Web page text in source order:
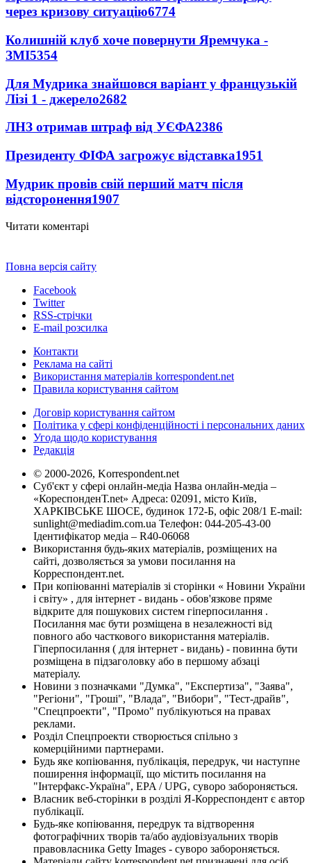
через кризову ситуацію6774
Колишній клуб хоче повернути Яремчука -
ЗМІ5354
Для Мудрика знайшовся варіант у французькій
Лізі 1 - джерело2682
ЛНЗ отримав штраф від УЄФА2386
Президенту ФІФА загрожує відставка1951
Мудрик провів свій перший матч після
відсторонення1907
Читати коментарі
Повна версія сайту
Facebook
Twitter
RSS-стрічки
E-mail розсилка
Контакти
Реклама на сайті
Використання матеріалів korrespondent.net
Правила користування сайтом
Договір користування сайтом
Політика у сфері конфіденційності і персональних даних
Угода щодо користування
Редакція
© 2000-2026, Korrespondent.net
Суб'єкт у сфері онлайн-медіа Назва онлайн-медіа –
«КореспонденТ.net» Адреса: 02091, місто Київ,
ХАРКІВСЬКЕ ШОСЕ, будинок 172-Б, офіс 208/1 E-mail:
sunlight@mediadim.com.ua Телефон: 044-205-43-00
Ідентифікатор медіа – R40-06068
Використання будь-яких матеріалів, розміщених на
сайті, дозволяється за умови посилання на
Корреспондент.net.
При копіюванні матеріалів зі сторінки « Новини України
і світу» , для інтернет - видань - обов'язкове пряме
відкрите для пошукових систем гіперпосилання .
Посилання має бути розміщена в незалежності від
повного або часткового використання матеріалів.
Гіперпосилання ( для інтернет - видань) - повинна бути
розміщена в підзаголовку або в першому абзаці
матеріалу.
Новини з позначками "Думка", "Експертиза", "Заява",
"Регіони", "Гроші", "Влада", "Вибори", "Тест-драйв",
"Спецпроекти", "Промо" публікуються на правах
реклами.
Розділ Спецпроекти створюється спільно з
комерційними партнерами.
Будь яке копіювання, публікація, передрук, чи наступне
поширення інформації, що містить посилання на
"Інтерфакс-Україна", EPA / UPG, суворо забороняється.
Власник веб-сторінки в розділі Я-Корреспондент є автор
публікації.
Будь-яке копіювання, передрук та відтворення
фотографічних творів та/або аудіовізуальних творів
правовласника Getty Images - суворо забороняється.